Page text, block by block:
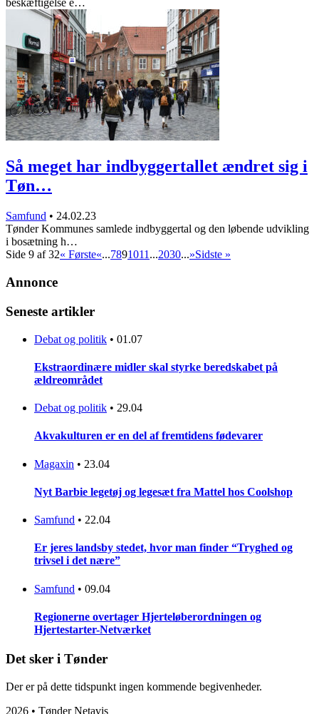
Så meget har indbyggertallet ændret sig i
Tøn…
Samfund • 24.02.23
Tønder Kommunes samlede indbyggertal og den løbende udvikling
i bosætning h…
Side 9 af 32« Første«...7891011 ...2030...»Sidste »
Annonce
Seneste artikler
Debat og politik • 01.07
Ekstraordinære midler skal styrke beredskabet på
ældreområdet
Debat og politik • 29.04
Akvakulturen er en del af fremtidens fødevarer
Magaxin • 23.04
Nyt Barbie legetøj og legesæt fra Mattel hos Coolshop
Samfund • 22.04
Er jeres landsby stedet, hvor man finder “Tryghed og
trivsel i det nære”
Samfund • 09.04
Regionerne overtager Hjerteløberordningen og
Hjertestarter-Netværket
Det sker i Tønder
Der er på dette tidspunkt ingen kommende begivenheder.
2026 • Tønder Netavis